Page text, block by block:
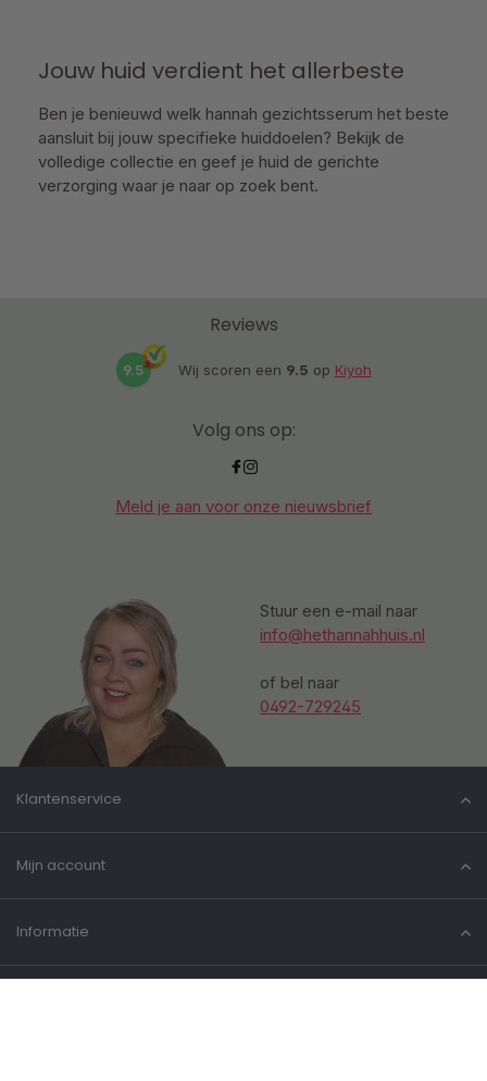
Jouw huid verdient het allerbeste
Ben je benieuwd welk hannah gezichtsserum het beste
aansluit bij jouw specifieke huiddoelen? Bekijk de
volledige collectie en geef je huid de gerichte
verzorging waar je naar op zoek bent.
Stuur een e-mail naar
info@hethannahhuis.nl
of bel naar
0492-729245
Reviews
9.5 Wij scoren een 9.5 op Kiyoh
Volg ons op:
Meld je aan voor onze nieuwsbrief
Klantenservice
Mijn account
Informatie